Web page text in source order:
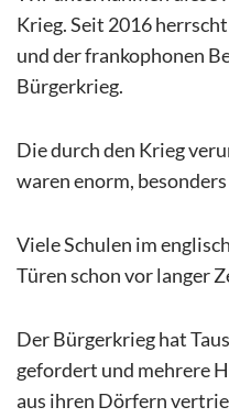
Krieg. Seit 2016
und der frankophonen
Bürgerkrieg.
Die durch den Krieg
waren enorm,
Viele Schulen im
Türen schon vor langer
Der Bürgerkrieg hat
gefordert und mehrere
aus ihren Dörfern